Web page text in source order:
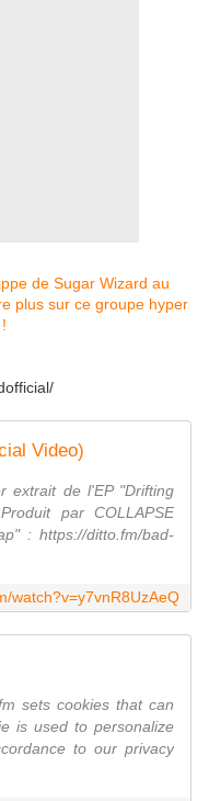
Video)
extrait de l'EP "Drifting
par COLLAPSE
: https://ditto.fm/bad-
watch?v=y7vnR8UzAeQ
sets cookies that can
is used to personalize
to our privacy